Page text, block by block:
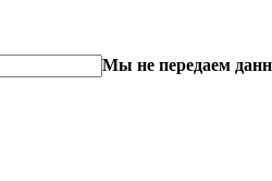
Мы не передаем